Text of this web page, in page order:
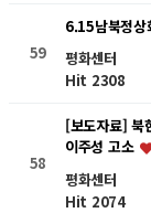
59
6.15남북정상
평화센터
Hit
58
[보도자료] 북
이주성 고소
평화센터
Hit